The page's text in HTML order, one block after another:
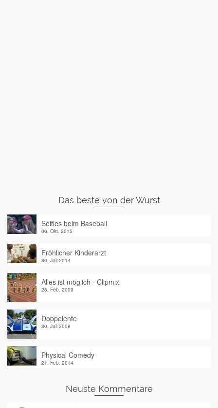
Das beste von der Wurst
Selfies beim Baseball
06. Okt. 2015
Fröhlicher Kinderarzt
30. Juli 2014
Alles ist möglich - Clipmix
28. Feb. 2009
Doppelente
30. Juli 2008
Physical Comedy
21. Feb. 2014
Neuste Kommentare